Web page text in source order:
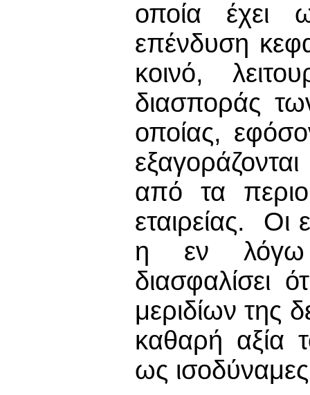
οποία έχει
επένδυση
κοινό,
διασποράς
οποίας,
από τα
εταιρείας. Οι
η εν λόγω
διασφαλίσει
μεριδίων της
καθαρή αξία
ως